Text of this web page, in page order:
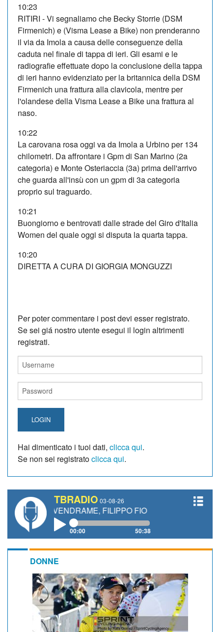
10:23
RITIRI - Vi segnaliamo che Becky Storrie (DSM
Firmenich) e (Visma Lease a Bike) non prenderanno
il via da Imola a causa delle conseguenze della
caduta nel finale di tappa di ieri. Gli esami e le
radiografie effettuate dopo la conclusione della tappa
di ieri hanno evidenziato per la britannica della DSM
Firmenich una frattura alla clavicola, mentre per
l'olandese della Visma Lease a Bike una frattura al
naso.
10:22
La carovana rosa oggi va da Imola a Urbino per 134
chilometri. Da affrontare i Gpm di San Marino (2a
categoria) e Monte Osteriaccia (3a) prima dell'arrivo
che guarda all'insù con un gpm di 3a categoria
proprio sul traguardo.
10:21
Buongiorno e bentrovati dalle strade del Giro d'Italia
Women del quale oggi si disputa la quarta tappa.
10:20
DIRETTA A CURA DI GIORGIA MONGUZZI
Per poter commentare i post devi esser registrato.
Se sei giá nostro utente esegui il login altrimenti
registrati.
LOGIN
Hai dimenticato i tuoi dati, clicca qui.
Se non sei registratoclicca qui.
TBRADIO 03-08-26
VENDRAME, FILIPPO FIORELLI
00:00 50:38
DONNE